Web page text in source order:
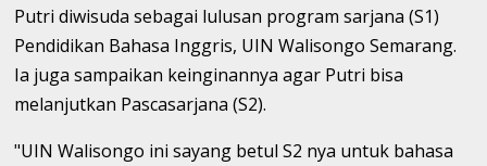
Putri diwisuda sebagai lulusan program sarjana (S1)
Pendidikan Bahasa Inggris, UIN Walisongo Semarang.
Ia juga sampaikan keinginannya agar Putri bisa
melanjutkan Pascasarjana (S2).
"UIN Walisongo ini sayang betul S2 nya untuk bahasa